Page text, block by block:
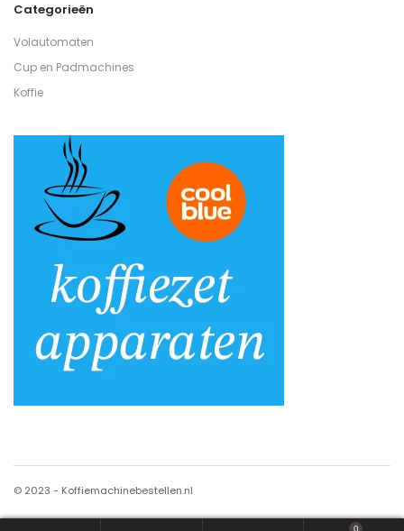
Categorieën
Volautomaten
Cup en Padmachines
Koffie
© 2023 - Koffiemachinebestellen.nl
0